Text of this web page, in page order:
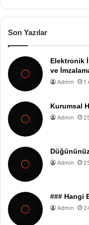
Son Yazılar
Elektronik
ve
Admin 1
Kurumsal
Admin
Admin
### Hangi
Admin